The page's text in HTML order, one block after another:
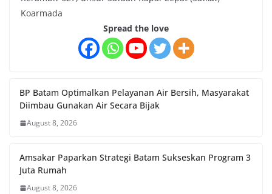
Koarmada
Spread the love
BP Batam Optimalkan Pelayanan Air Bersih, Masyarakat
Diimbau Gunakan Air Secara Bijak
August 8, 2026
Amsakar Paparkan Strategi Batam Sukseskan Program 3
Juta Rumah
August 8, 2026